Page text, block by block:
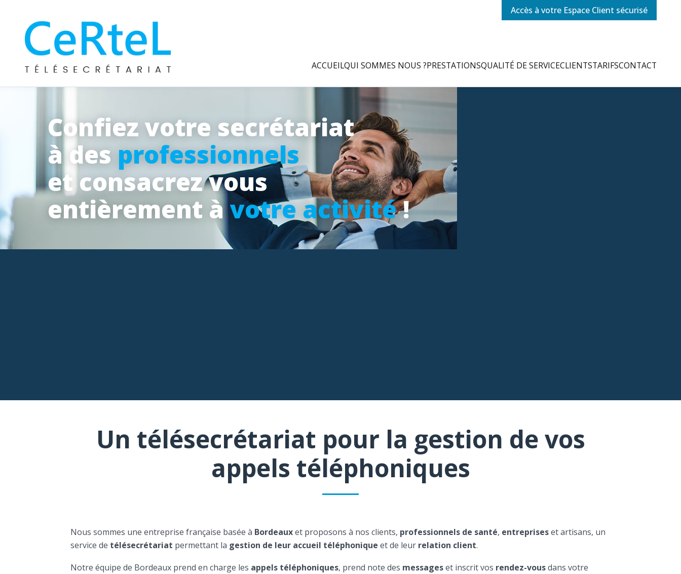
Accès à votre Espace Client sécurisé
ACCUEILQUI SOMMES NOUS ?PRESTATIONSQUALITÉ DE SERVICECLIENTSTARIFSCONTACT
Confiez votre secrétariat
à des professionnels
et consacrez vous
entièrement àvotre activité!
Un télésecrétariat pour la gestion de vos
appels téléphoniques
Nous sommes une entreprise française basée à Bordeauxet proposons à nos clients, professionnels de santé, entrepriseset artisans, un
service de télésecrétariat permettant la gestion de leur accueil téléphonique et de leur relation client.
Notre équipe de Bordeaux prend en charge les appels téléphoniques, prend note des messageset inscrit vos rendez-vousdans votre